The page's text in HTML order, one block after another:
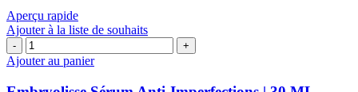
Aperçu rapide
Ajouter à la liste de souhaits
quantité
de
Embryolisse
Sérum
Ajouter au panier